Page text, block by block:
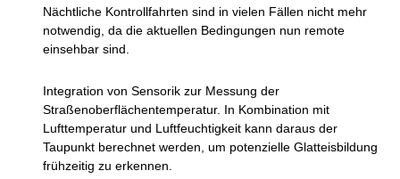
Nächtliche Kontrollfahrten sind in vielen Fällen nicht mehr
notwendig, da die aktuellen Bedingungen nun remote
einsehbar sind.
Integration von Sensorik zur Messung der
Straßenoberflächentemperatur. In Kombination mit
Lufttemperatur und Luftfeuchtigkeit kann daraus der
Taupunkt berechnet werden, um potenzielle Glatteisbildung
frühzeitig zu erkennen.